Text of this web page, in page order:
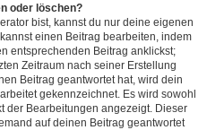
oder löschen?
bist, kannst du nur deine eigenen
einen Beitrag bearbeiten, indem
entsprechenden Beitrag anklickst;
Zeitraum nach seiner Erstellung
Beitrag geantwortet hat, wird dein
gekennzeichnet. Es wird sowohl
der Bearbeitungen angezeigt. Dieser
auf deinen Beitrag geantwortet